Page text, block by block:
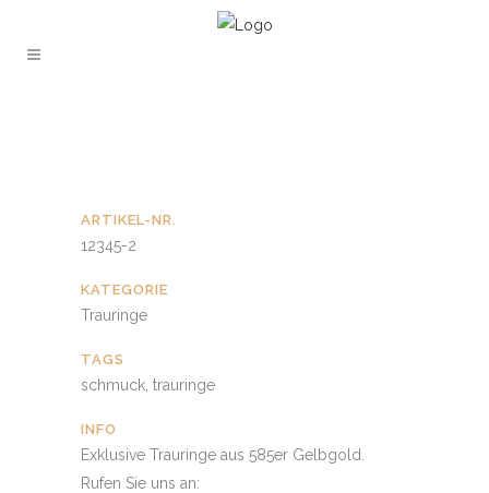
ARTIKEL-NR.
12345-2
KATEGORIE
Trauringe
TAGS
schmuck, trauringe
INFO
Exklusive Trauringe aus 585er Gelbgold.
Rufen Sie uns an: